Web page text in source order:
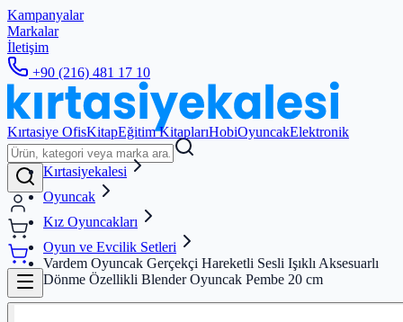
Kampanyalar
Markalar
İletişim
+90 (216) 481 17 10
Kırtasiye OfisKitapEğitim KitaplarıHobiOyuncakElektronik
Kırtasiyekalesi
Oyuncak
Kız Oyuncakları
Oyun ve Evcilik Setleri
Vardem Oyuncak Gerçekçi Hareketli Sesli Işıklı Aksesuarlı
Dönme Özellikli Blender Oyuncak Pembe 20 cm